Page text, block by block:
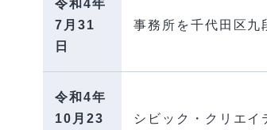
令和4年
7月31
日
事務所を千代田区
令和4年
10月23
シビック・クリエイ